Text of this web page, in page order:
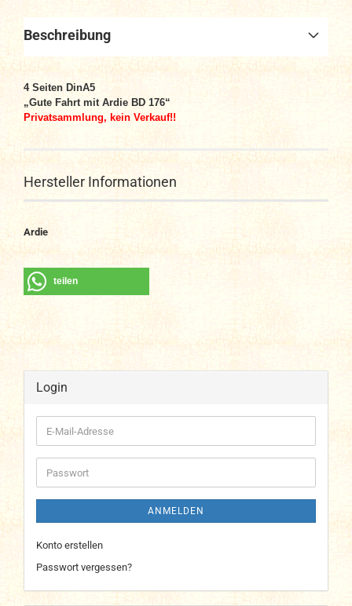
Beschreibung
4 Seiten DinA5
„Gute Fahrt mit Ardie BD 176“
Privatsammlung, kein Verkauf!!
Hersteller Informationen
Ardie
teilen
Login
E-
Mail-
Adresse
Passwort
ANMELDEN
Konto erstellen
Passwort vergessen?